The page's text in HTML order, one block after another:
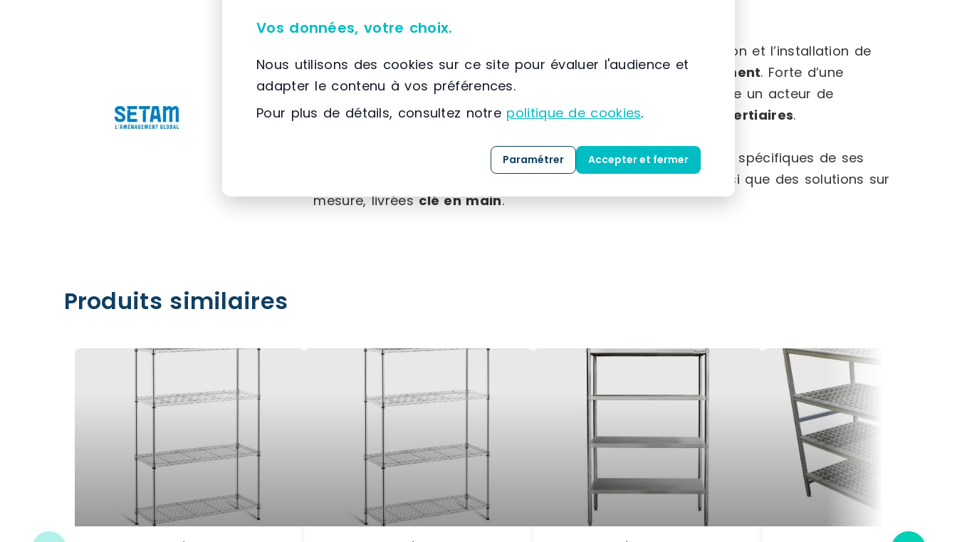
📌 Située à France, SCIONZIER, (74) Auvergne-Rhône-Alpes
est spécialisée dans la conception, la commercialisation et l’installation de
solutions dédiées au stockage, auclassementet aurangement. Forte d’une
expertise développée depuis 1974, l’entreprise s’impose comme un acteur de
référence dans l’aménagement des espaces industriels et tertiaires.
Grâce à une maîtrise approfondie des métiers et des besoins spécifiques de ses
clients, SETAM propose une gamme complète de produits ainsi que des solutions sur
mesure, livréesclé en main.
Produits similaires
Vos données, votre choix.
Nous utilisons des cookies sur ce site pour évaluer l'audience et
adapter le contenu à vos préférences.
Pour plus de détails, consultez notre politique de cookies.
Paramétrer Accepter et fermer